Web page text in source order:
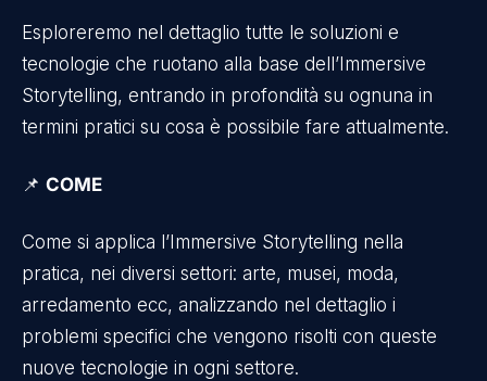
Esploreremo nel dettaglio tutte le soluzioni e
tecnologie che ruotano alla base dell’Immersive
Storytelling, entrando in profondità su ognuna in
termini pratici su cosa è possibile fare attualmente.
📌 COME
Come si applica l’Immersive Storytelling nella
pratica, nei diversi settori: arte, musei, moda,
arredamento ecc, analizzando nel dettaglio i
problemi specifici che vengono risolti con queste
nuove tecnologie in ogni settore.